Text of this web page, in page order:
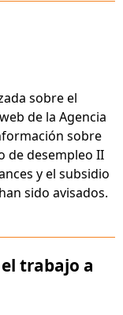
sobre el
de la Agencia
sobre
de desempleo II
y el subsidio
sido avisados.
trabajo a